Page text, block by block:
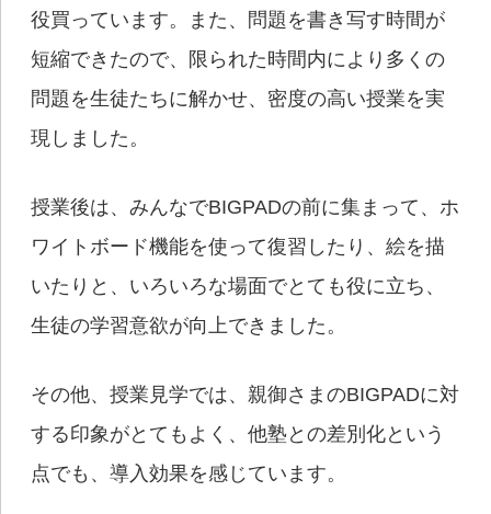
役買っています。また、問題を書き写す時間が
短縮できたので、限られた時間内により多くの
問題を生徒たちに解かせ、密度の高い授業を実
現しました。
授業後は、みんなでBIGPADの前に集まって、ホ
ワイトボード機能を使って復習したり、絵を描
いたりと、いろいろな場面でとても役に立ち、
生徒の学習意欲が向上できました。
その他、授業見学では、親御さまのBIGPADに対
する印象がとてもよく、他塾との差別化という
点でも、導入効果を感じています。